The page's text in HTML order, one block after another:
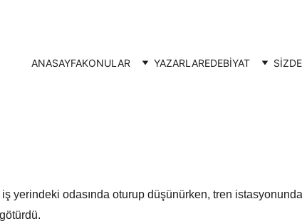
ANASAYFAKONULAR YAZARLAREDEBİYAT
iş yerindeki odasında oturup düşünürken, tren